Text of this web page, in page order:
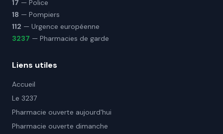
17 — Police
18 — Pompiers
112 — Urgence européenne
3237 — Pharmacies de garde
Liens utiles
Accueil
Le 3237
Pharmacie ouverte aujourd'hui
Pharmacie ouverte dimanche